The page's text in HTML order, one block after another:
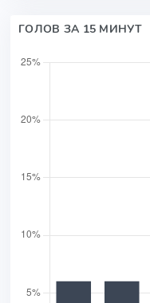
ГОЛОВ ЗА 15 МИНУТ